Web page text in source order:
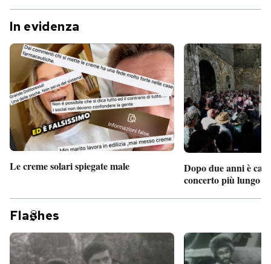
In evidenza
Le creme solari spiegate male
Dopo due anni è
concerto più lungo
Fla hes